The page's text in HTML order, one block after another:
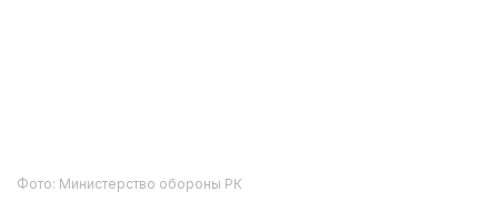
Фото: Министерство обороны РК